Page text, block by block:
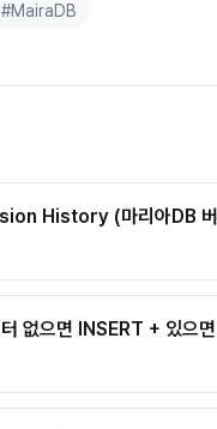
#MairaDB
History (마리아DB 버
없으면 INSERT + 있으